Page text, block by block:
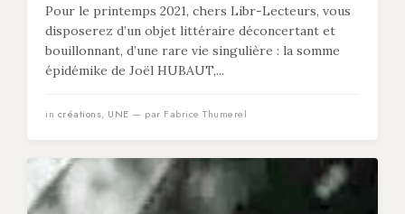
Pour le printemps 2021, chers Libr-Lecteurs, vous
disposerez d’un objet littéraire déconcertant et
bouillonnant, d’une rare vie singulière : la somme
épidémike de Joël HUBAUT,...
in créations, UNE — par Fabrice Thumerel